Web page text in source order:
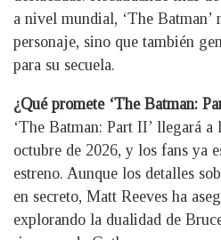
a nivel mundial, ‘The
personaje, sino que también
para su secuela.
¿Qué promete ‘The Batman:
‘The Batman: Part II’ llegará a
octubre de 2026, y los fans ya
estreno. Aunque los detalles
en secreto, Matt Reeves ha
explorando la dualidad de